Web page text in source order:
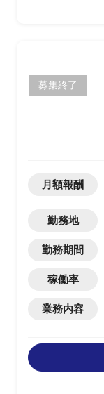
募集終了
月額報酬
勤務地
勤務期間
稼働率
業務内容